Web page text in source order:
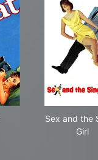
Sex and the
Girl